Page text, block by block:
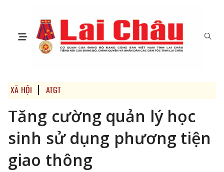
XÃ HỘI ATGT
Tăng cường quản lý học
sinh sử dụng phương tiện
giao thông